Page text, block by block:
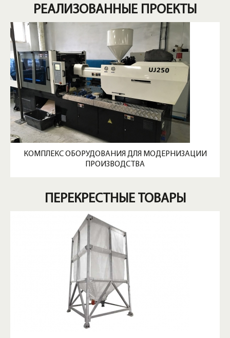
РЕАЛИЗОВАННЫЕ ПРОЕКТЫ
КОМПЛЕКС ОБОРУДОВАНИЯ ДЛЯ МОДЕРНИЗАЦИИ
ПРОИЗВОДСТВА
ПЕРЕКРЕСТНЫЕ ТОВАРЫ